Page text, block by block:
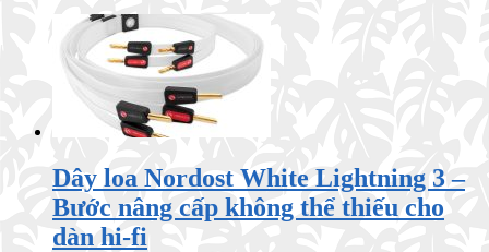
Dây loa Nordost White Lightning 3 –
Bước nâng cấp không thể thiếu cho
dàn hi-fi